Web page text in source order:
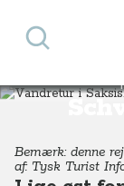
Søg
Destinationer
Bemærk: denne
af: Tysk Turist